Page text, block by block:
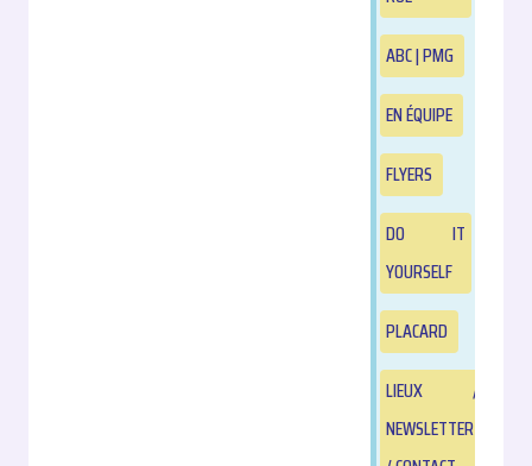
ABC | PMG
EN ÉQUIPE
FLYERS
DO IT
YOURSELF
PLACARD
LIEUX /
NEWSLETTER